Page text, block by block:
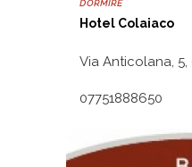
DORMIRE
Hotel Colaiaco
Via Anticolana, 5,
07751888650